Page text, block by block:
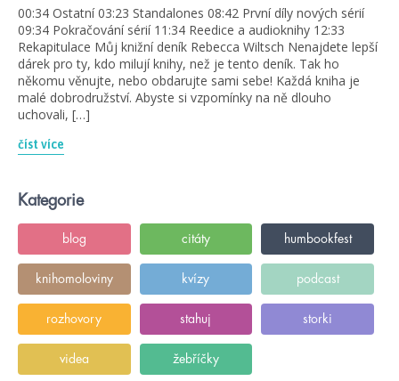
00:34 Ostatní 03:23 Standalones 08:42 První díly nových sérií
09:34 Pokračování sérií 11:34 Reedice a audioknihy 12:33
Rekapitulace Můj knižní deník Rebecca Wiltsch Nenajdete lepší
dárek pro ty, kdo milují knihy, než je tento deník. Tak ho
někomu věnujte, nebo obdarujte sami sebe! Každá kniha je
malé dobrodružství. Abyste si vzpomínky na ně dlouho
uchovali, […]
číst více
Kategorie
blog citáty humbookfest
knihomoloviny kvízy podcast
rozhovory stahuj storki
videa žebříčky